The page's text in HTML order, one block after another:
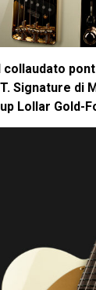
collaudato
Signature di
Lollar Gold-